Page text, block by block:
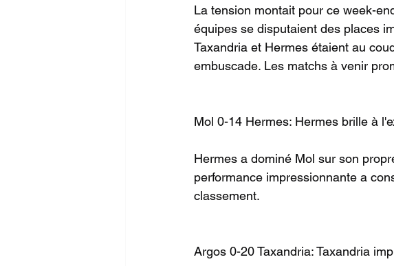
La tension montait pour ce week-
équipes se disputaient des places
Taxandria et Hermes étaient au
embuscade. Les matchs à venir
Mol 0-14 Hermes: Hermes brille à
Hermes a dominé Mol sur son
performance impressionnante a
classement.
Argos 0-20 Taxandria: Taxandria